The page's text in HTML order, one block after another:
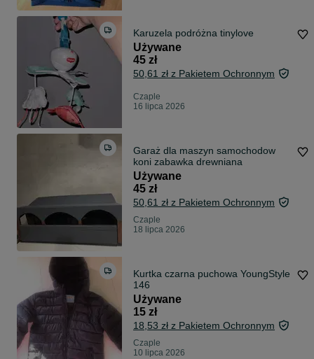
Karuzela podróżna tinylove
Używane
45 zł
50,61 zł z Pakietem Ochronnym
Czaple
16 lipca 2026
Garaż dla maszyn samochodow
koni zabawka drewniana
Używane
45 zł
50,61 zł z Pakietem Ochronnym
Czaple
18 lipca 2026
Kurtka czarna puchowa YoungStyle
146
Używane
15 zł
18,53 zł z Pakietem Ochronnym
Czaple
10 lipca 2026